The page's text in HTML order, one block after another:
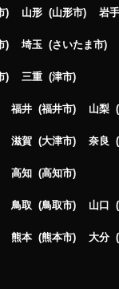
山形 山形市 岩手
埼玉 さいたま市
三重 津市
福井 福井市 山梨
滋賀 大津市 奈良
高知 高知市
鳥取 鳥取市 山口
熊本 熊本市 大分